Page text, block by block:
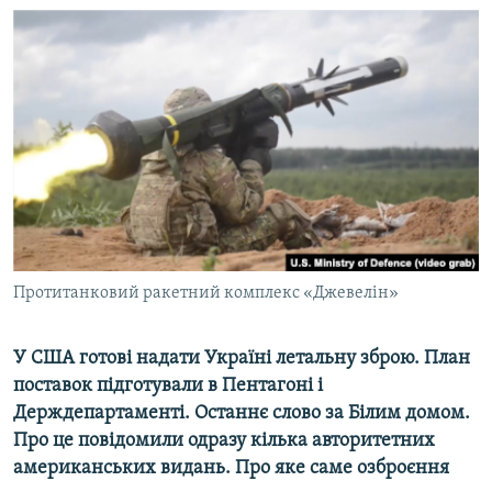
ВСЕ ЗА ДЕНЬ
ВІДЕОУРОКИ «ELIFBE»
СВІДЧЕННЯ ОКУПАЦІЇ
УКРАЇНСЬКА ПРОБЛЕМА КРИМУ
ІНФОГРАФІКА
ЯК ОБІЙТИ БЛОКУВАННЯ
Русский
Qırımtatar
ДОЛУЧАЙСЯ!
Усі сайти RFE/RL
Протитанковий ракетний комплекс «Джевелін»
У США готові надати Україні летальну зброю. План
поставок підготували в Пентагоні і
Держдепартаменті. Останнє слово за Білим домом.
Про це повідомили одразу кілька авторитетних
американських видань. Про яке саме озброєння